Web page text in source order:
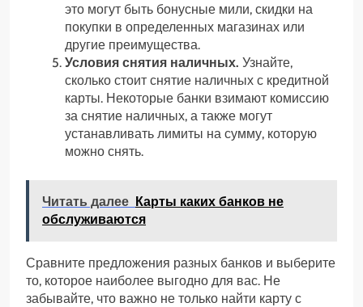
это могут быть бонусные мили, скидки на
покупки в определенных магазинах или
другие преимущества.
Условия снятия наличных. Узнайте,
сколько стоит снятие наличных с кредитной
карты. Некоторые банки взимают комиссию
за снятие наличных, а также могут
устанавливать лимиты на сумму, которую
можно снять.
Читать далее Карты каких банков не
обслуживаются
Сравните предложения разных банков и выберите
то, которое наиболее выгодно для вас. Не
забывайте, что важно не только найти карту с